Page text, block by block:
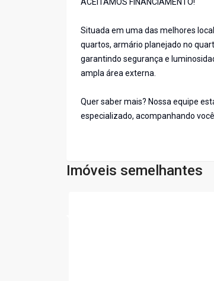
ACEITAMOS FINANCIAMENTO!
Situada em uma das melhores
quartos, armário planejado no
garantindo segurança e
ampla área externa.
Quer saber mais? Nossa equipe
especializado, acompanhando
Imóveis semelhantes